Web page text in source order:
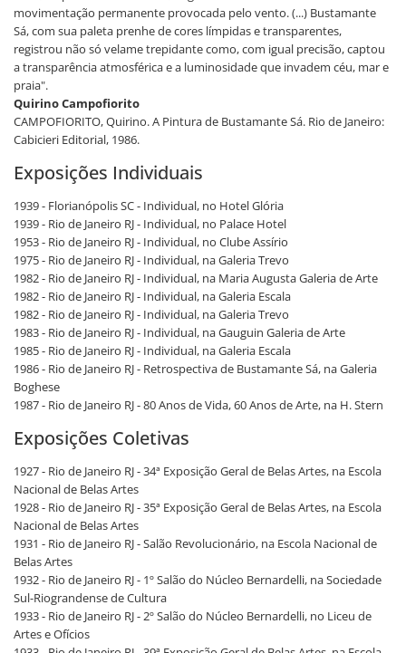
movimentação permanente provocada pelo vento. (...) Bustamante
Sá, com sua paleta prenhe de cores límpidas e transparentes,
registrou não só velame trepidante como, com igual precisão, captou
a transparência atmosférica e a luminosidade que invadem céu, mar e
praia".
Quirino Campofiorito
CAMPOFIORITO, Quirino. A Pintura de Bustamante Sá. Rio de Janeiro:
Cabicieri Editorial, 1986.
Exposições Individuais
1939 - Florianópolis SC - Individual, no Hotel Glória
1939 - Rio de Janeiro RJ - Individual, no Palace Hotel
1953 - Rio de Janeiro RJ - Individual, no Clube Assírio
1975 - Rio de Janeiro RJ - Individual, na Galeria Trevo
1982 - Rio de Janeiro RJ - Individual, na Maria Augusta Galeria de Arte
1982 - Rio de Janeiro RJ - Individual, na Galeria Escala
1982 - Rio de Janeiro RJ - Individual, na Galeria Trevo
1983 - Rio de Janeiro RJ - Individual, na Gauguin Galeria de Arte
1985 - Rio de Janeiro RJ - Individual, na Galeria Escala
1986 - Rio de Janeiro RJ - Retrospectiva de Bustamante Sá, na Galeria
Boghese
1987 - Rio de Janeiro RJ - 80 Anos de Vida, 60 Anos de Arte, na H. Stern
Exposições Coletivas
1927 - Rio de Janeiro RJ - 34ª Exposição Geral de Belas Artes, na Escola
Nacional de Belas Artes
1928 - Rio de Janeiro RJ - 35ª Exposição Geral de Belas Artes, na Escola
Nacional de Belas Artes
1931 - Rio de Janeiro RJ - Salão Revolucionário, na Escola Nacional de
Belas Artes
1932 - Rio de Janeiro RJ - 1º Salão do Núcleo Bernardelli, na Sociedade
Sul-Riograndense de Cultura
1933 - Rio de Janeiro RJ - 2º Salão do Núcleo Bernardelli, no Liceu de
Artes e Ofícios